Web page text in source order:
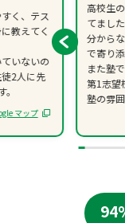
く、テス
教えてく
いないの
2人に先
マップ
高校生
てました
分から
で寄り
また塾
第1志望
塾の雰
近いの